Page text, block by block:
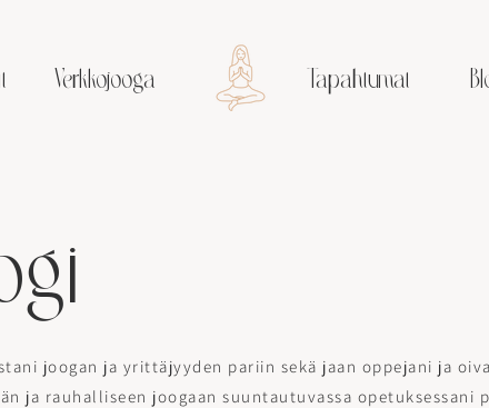
Verkkojooga Tapahtumat
joogan ja yrittäjyyden pariin sekä jaan oppejani ja
ja rauhalliseen joogaan suuntautuvassa opetuksessani